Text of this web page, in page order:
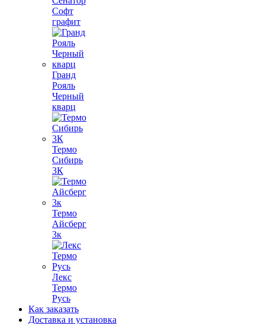
Софт
графит
Гранд
Рояль
Черный
кварц
Термо
Сибирь
3К
Термо
Айсберг
3к
Лекс
Термо
Русь
Как заказать
Доставка и установка